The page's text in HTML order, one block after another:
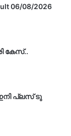
06/08/2026
കേസ്..
പ്ലസ് ടു